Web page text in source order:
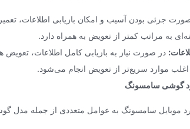
جزئی بودن آسیب و امکان بازیابی اطلاعات،
به مراتب کمتر از تعویض به همراه دارد.
در صورت نیاز به بازیابی کامل اطلاعات، تعویض
اغلب موارد سریع‌تر از تعویض انجام می‌شود.
گوشی سامسونگ
موبایل سامسونگ به عوامل متعددی از جمله